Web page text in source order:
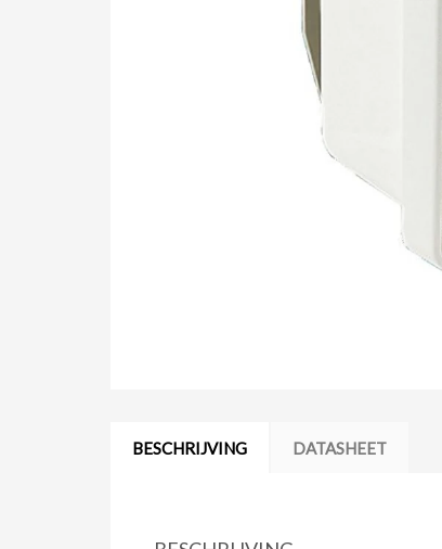
BESCHRIJVING DATASHEET